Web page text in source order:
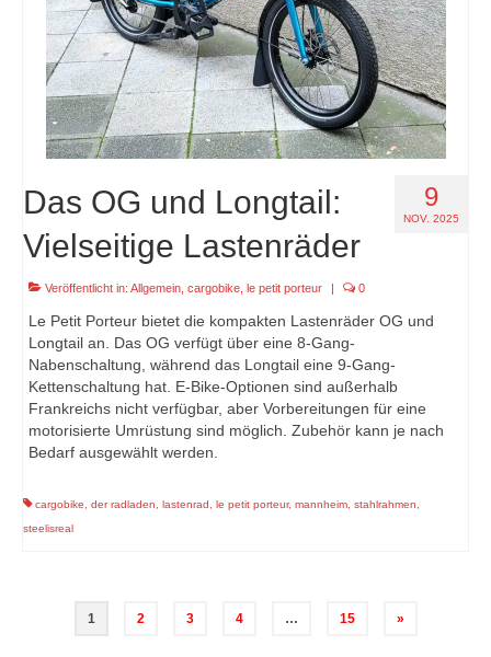
9
NOV. 2025
Das OG und Longtail:
Vielseitige Lastenräder
Veröffentlicht in: Allgemein cargobike le petit porteur | 0
Le Petit Porteur bietet die kompakten Lastenräder OG und
Longtail an. Das OG verfügt über eine 8-Gang-
Nabenschaltung, während das Longtail eine 9-Gang-
Kettenschaltung hat. E-Bike-Optionen sind außerhalb
Frankreichs nicht verfügbar, aber Vorbereitungen für eine
motorisierte Umrüstung sind möglich. Zubehör kann je nach
Bedarf ausgewählt werden.
cargobike der radladen lastenrad le petit porteur, mannheim stahlrahmen
steelisreal
Seitennummerierung
1 2 3 4 … 15 »